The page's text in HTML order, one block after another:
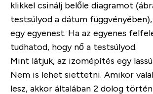
klikkel csinálj belőle diagramot
testsúlyod a dátum
egy egyenest. Ha az egyenes
tudhatod, hogy nő a testsúlyod.
Mint látjuk, az izomépítés egy
Nem is lehet siettetni. Amikor
lesz, akkor általában 2 dolog